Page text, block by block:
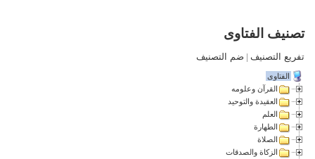
تصنيف الفتاوى
تفريع التصنيف | ضم التصنيف
الفتاوى
القرآن وعلومه
العقيدة والتوحيد
العلم
الطهارة
الصلاة
الزكاة والصدقات